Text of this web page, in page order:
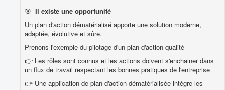
🎯 Il existe une opportunité
Un plan d'action dématérialisé apporte une solution moderne,
adaptée, évolutive et sûre.
Prenons l'exemple du pilotage d'un plan d'action qualité
👉 Les rôles sont connus et les actions doivent s'enchainer dans
un flux de travail respectant les bonnes pratiques de l'entreprise
👉 Une application de plan d'action dématérialisée intègre les